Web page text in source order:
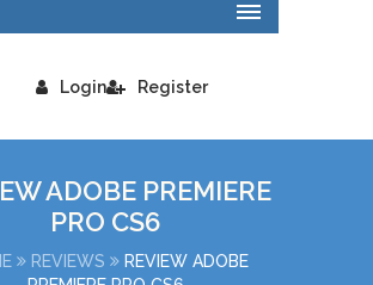
Login Register
ADOBE PREMIERE
PRO CS6
REVIEWS
REVIEW ADOBE